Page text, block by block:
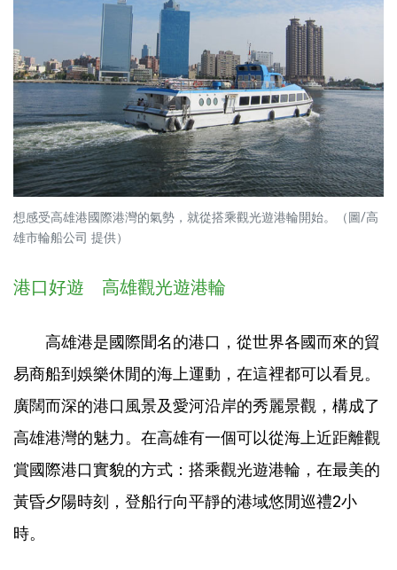
想感受高雄港國際港灣的氣勢，就從搭乘觀光遊港輪開始。（圖/高
雄市輪船公司 提供）
港口好遊 高雄觀光遊港輪
高雄港是國際聞名的港口，從世界各國而來的貿
易商船到娛樂休閒的海上運動，在這裡都可以看見。
廣闊而深的港口風景及愛河沿岸的秀麗景觀，構成了
高雄港灣的魅力。在高雄有一個可以從海上近距離觀
賞國際港口實貌的方式：搭乘觀光遊港輪，在最美的
黃昏夕陽時刻，登船行向平靜的港域悠閒巡禮2小
時。